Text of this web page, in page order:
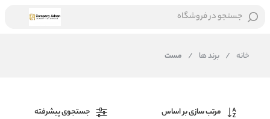
جستجو در فروشگاه
خانه / برند ها / مست
مرتب سازی بر اساس جستجوی پیشرفته